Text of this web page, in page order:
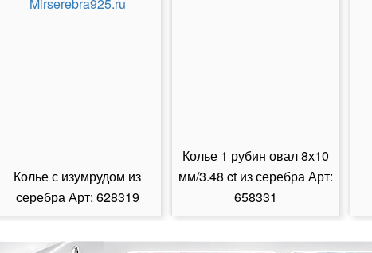
Колье с изумрудом из
серебра Арт: 628319
Колье 1 рубин овал 8х10
мм/3.48 ct из серебра Арт:
658331